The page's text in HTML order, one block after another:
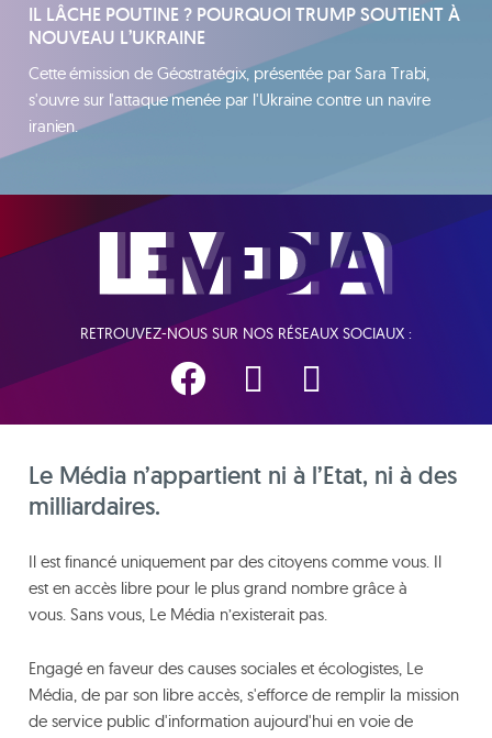
IL LÂCHE POUTINE ? POURQUOI TRUMP SOUTIENT À
NOUVEAU L’UKRAINE
Cette émission de Géostratégix, présentée par Sara Trabi,
s'ouvre sur l'attaque menée par l'Ukraine contre un navire
iranien.
RETROUVEZ-NOUS SUR NOS RÉSEAUX SOCIAUX :
Le Média n’appartient ni à l’Etat, ni à des
milliardaires.
Il est financé uniquement par des citoyens comme vous. Il
est en accès libre pour le plus grand nombre grâce à
vous. Sans vous, Le Média n’existerait pas.
Engagé en faveur des causes sociales et écologistes, Le
Média, de par son libre accès, s'efforce de remplir la mission
de service public d'information aujourd'hui en voie de